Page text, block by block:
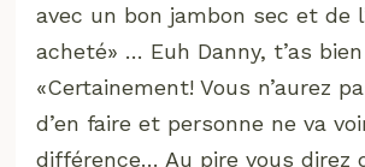
avec un bon jambon sec et de
acheté» … Euh Danny, t’as
«Certainement! Vous n’aurez
d’en faire et personne ne va
différence… Au pire vous direz